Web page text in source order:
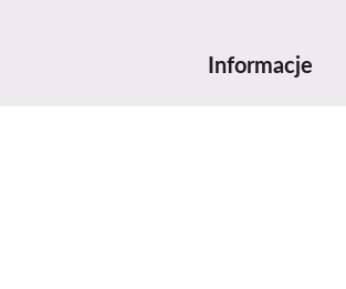
Informacje